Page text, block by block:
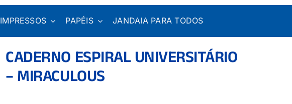
IMPRESSOS PAPÉIS JANDAIA PARA TODOS
CADERNO ESPIRAL UNIVERSITÁRIO
– MIRACULOUS